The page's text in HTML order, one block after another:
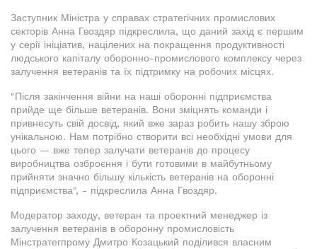
Заступник Міністра у справах стратегічних промислових
секторів Анна Гвоздяр підкреслила, що даний захід є першим
у серії ініціатив, націлених на покращення продуктивності
людського капіталу оборонно-промислового комплексу через
залучення ветеранів та їх підтримку на робочих місцях.
"Після закінчення війни на наші оборонні підприємства
прийде ще більше ветеранів. Вони зміцнять команди і
привнесуть свій досвід, який вже зараз робить нашу зброю
унікальною. Нам потрібно створити всі необхідні умови для
цього — вже тепер залучати ветеранів до процесу
виробництва озброєння і бути готовими в майбутньому
прийняти значно більшу кількість ветеранів на оборонні
підприємства", - підкреслила Анна Гвоздяр.
Модератор заходу, ветеран та проектний менеджер із
залучення ветеранів в оборонну промисловість
Мінстратегпрому Дмитро Козацький поділився власним